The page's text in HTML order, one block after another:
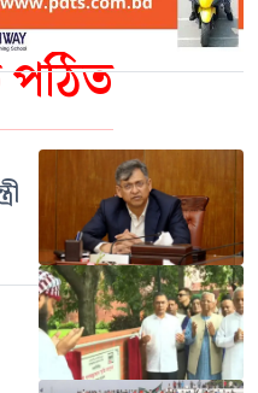
পঠিত